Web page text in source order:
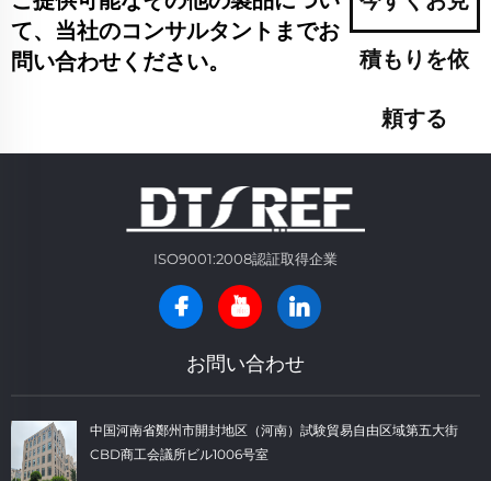
て、当社のコンサルタントまでお
問い合わせください。
積もりを依
頼する
ISO9001:2008認証取得企業
お問い合わせ
中国河南省鄭州市開封地区（河南）試験貿易自由区域第五大街
CBD商工会議所ビル1006号室